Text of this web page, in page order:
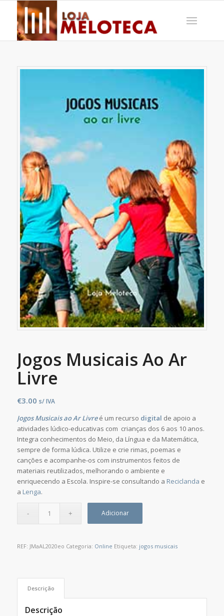
Jogos Musicais Ao Ar
Livre
€3.00 s/ IVA
Jogos Musicais ao Ar Livreé um recurso digital de apoio a
atividades lúdico-educativas com crianças dos 6 aos 10 anos.
Integra conhecimentos do Meio, da Língua e da Matemática,
sempre de forma lúdica. Utilize e crie rimas, poemas e
canções e acompanhe-os com instrumentos feitos de
materiais reutilizados, melhorando o ambiente e
enriquecendo a Escola. Inspire-se consultando a Reciclanda e
a Lenga.
Adicionar
REF: JMaAL2020eo Categoria: Online Etiqueta: jogos musicais
Descrição
Descrição